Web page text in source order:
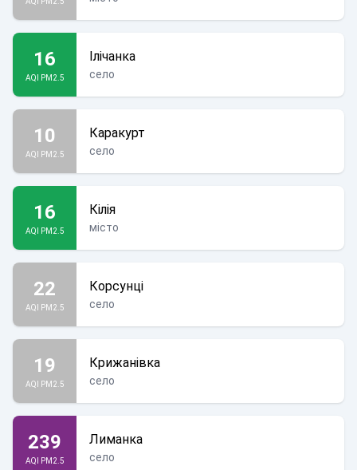
16
AQI PM2.5
Ілічанка
село
10
AQI PM2.5
Каракурт
село
16
AQI PM2.5
Кілія
місто
22
AQI PM2.5
Корсунці
село
19
AQI PM2.5
Крижанівка
село
239
AQI PM2.5
Лиманка
село